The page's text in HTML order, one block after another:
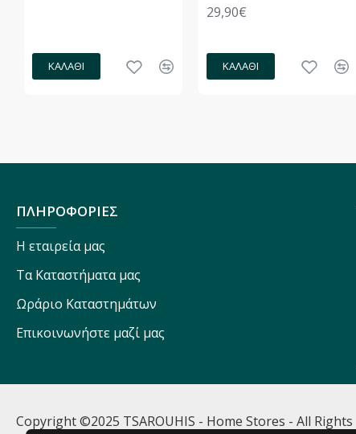
ΚΑΛΆΘΙ
29,90€
ΚΑΛΆΘΙ
ΠΛΗΡΟΦΟΡΙΕΣ
Η εταιρεία μας
Τα Καταστήματα μας
Ωράριο Καταστημάτων
Επικοινωνήστε μαζί μας
Copyright ©2025 TSAROUHIS - Home Stores - All Rights